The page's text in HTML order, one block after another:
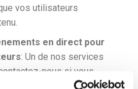
vos utilisateurs
en direct pour
: Un de nos services
nous si vous